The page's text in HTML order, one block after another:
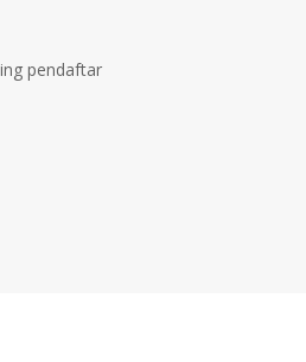
pendaftar